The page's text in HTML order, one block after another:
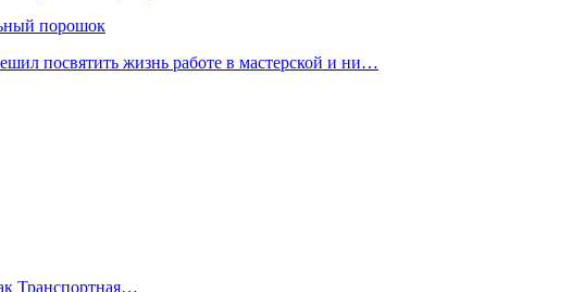
порошок
посвятить жизнь работе в мастерской и ни…
Транспортная…